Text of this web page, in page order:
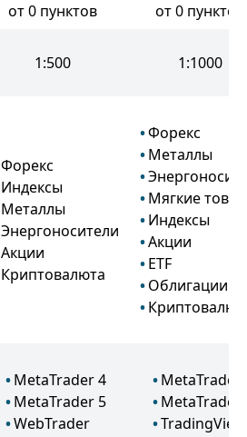
от 0 пунктов
от 0 пунктов
1:500 1:1000
Форекс
Индексы
Металлы
Энергоносители
Акции
Криптовалюта
Форекс
Металлы
Мягкие
Индексы
Акции
ETF
Облигации
MetaTrader 4
MetaTrader 5
WebTrader
MetaTrader
MetaTrader
TradingView